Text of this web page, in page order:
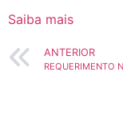
Saiba mais
ANTERIOR
REQUERIMENTO